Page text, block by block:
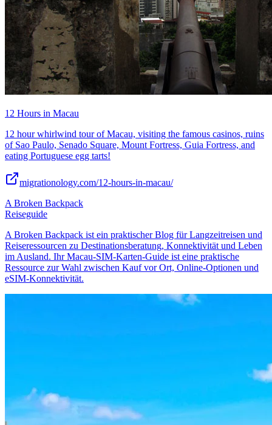
12 Hours in Macau
12 hour whirlwind tour of Macau, visiting the famous casinos, ruins
of Sao Paulo, Senado Square, Mount Fortress, Guia Fortress, and
eating Portuguese egg tarts!
migrationology.com/12-hours-in-macau/
A Broken Backpack
Reiseguide
A Broken Backpack ist ein praktischer Blog für Langzeitreisen und
Reiseressourcen zu Destinationsberatung, Konnektivität und Leben
im Ausland. Ihr Macau-SIM-Karten-Guide ist eine praktische
Ressource zur Wahl zwischen Kauf vor Ort, Online-Optionen und
eSIM-Konnektivität.